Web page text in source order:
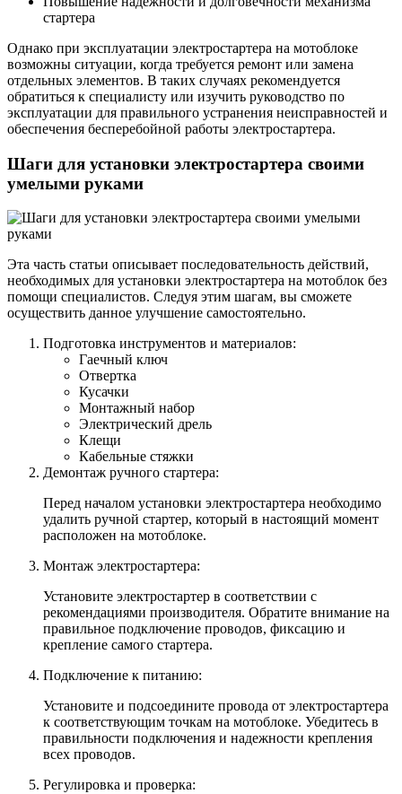
стартера
Однако при эксплуатации электростартера на мотоблоке
возможны ситуации, когда требуется ремонт или замена
отдельных элементов. В таких случаях рекомендуется
обратиться к специалисту или изучить руководство по
эксплуатации для правильного устранения неисправностей и
обеспечения бесперебойной работы электростартера.
Шаги для установки электростартера своими
умелыми руками
Эта часть статьи описывает последовательность действий,
необходимых для установки электростартера на мотоблок без
помощи специалистов. Следуя этим шагам, вы сможете
осуществить данное улучшение самостоятельно.
Подготовка инструментов и материалов:
Гаечный ключ
Отвертка
Кусачки
Монтажный набор
Электрический дрель
Клещи
Кабельные стяжки
Демонтаж ручного стартера:
Перед началом установки электростартера необходимо
удалить ручной стартер, который в настоящий момент
расположен на мотоблоке.
Монтаж электростартера:
Установите электростартер в соответствии с
рекомендациями производителя. Обратите внимание на
правильное подключение проводов, фиксацию и
крепление самого стартера.
Подключение к питанию:
Установите и подсоедините провода от электростартера
к соответствующим точкам на мотоблоке. Убедитесь в
правильности подключения и надежности крепления
всех проводов.
Регулировка и проверка: